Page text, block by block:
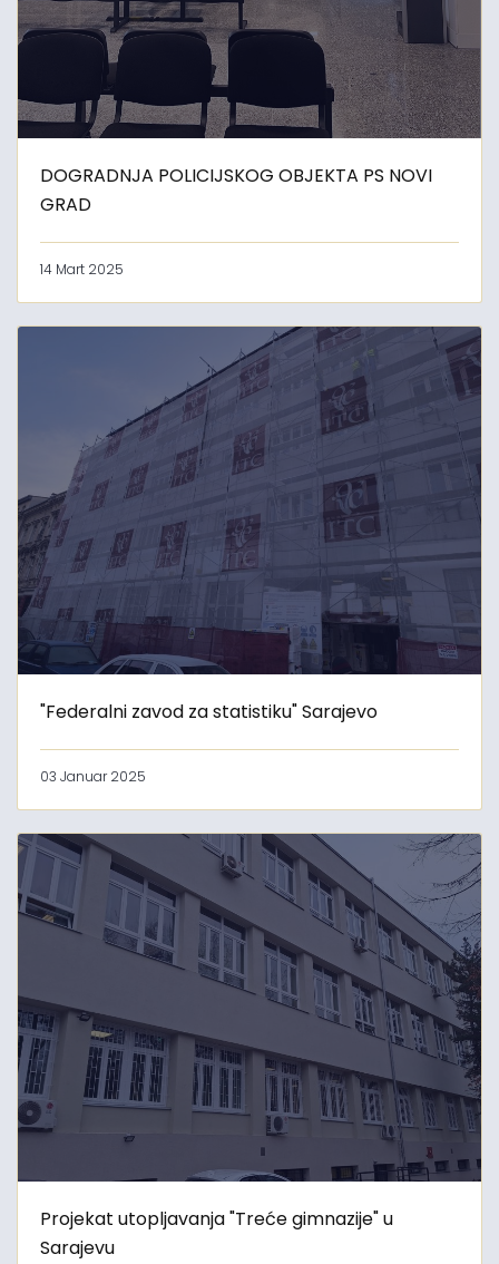
DOGRADNJA POLICIJSKOG OBJEKTA PS NOVI
GRAD
14 Mart 2025
"Federalni zavod za statistiku" Sarajevo
03 Januar 2025
Projekat utopljavanja "Treće gimnazije" u
Sarajevu